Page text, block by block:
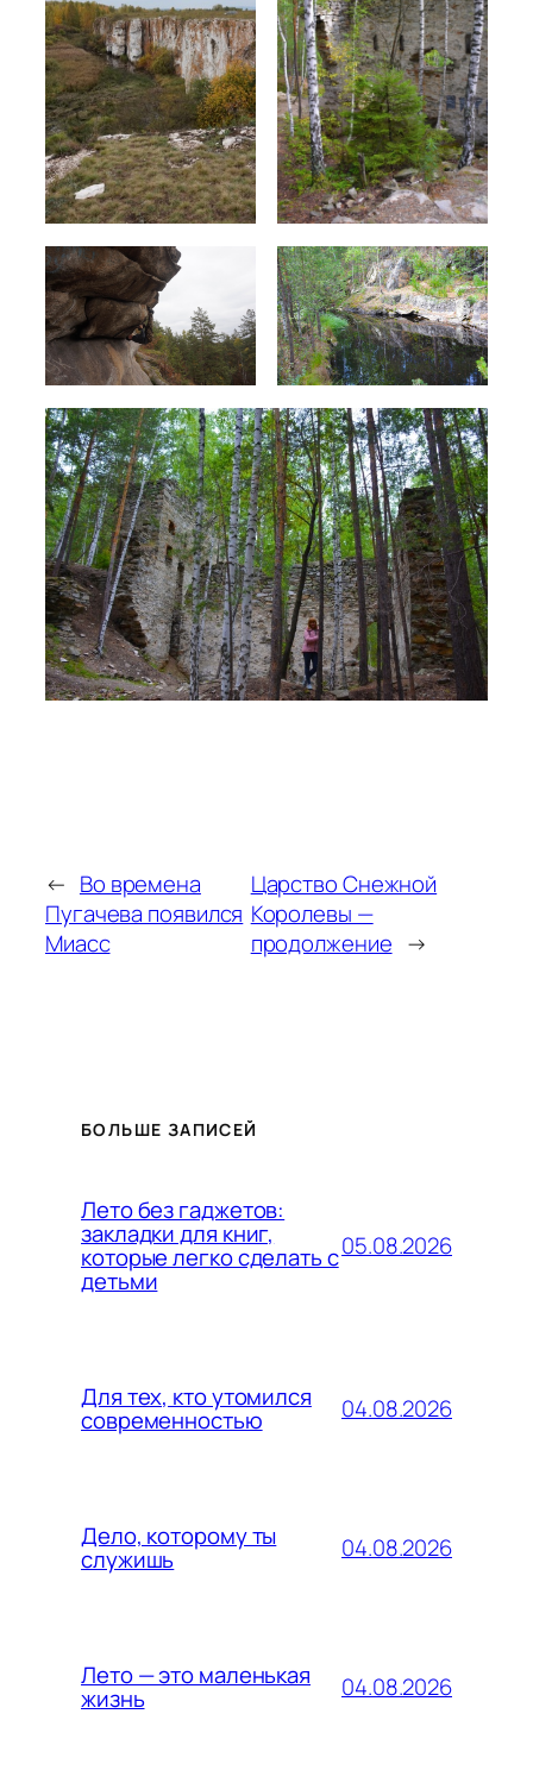
← Во времена
Пугачева появился
Миасс
Царство Снежной
Королевы —
продолжение →
БОЛЬШЕ ЗАПИСЕЙ
Лето без гаджетов:
закладки для книг,
которые легко сделать с
детьми
05.08.2026
Для тех, кто утомился
современностью 04.08.2026
Дело, которому ты
служишь 04.08.2026
Лето — это маленькая
жизнь 04.08.2026